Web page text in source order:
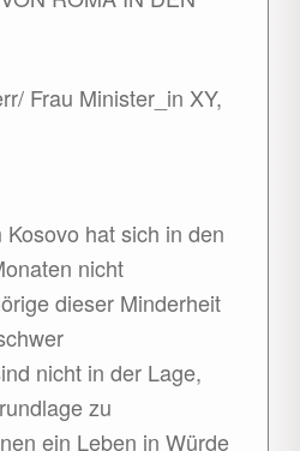
Frau Minister_in XY,
hat sich in den
nicht
dieser Minderheit
nicht in der Lage,
zu
ein Leben in Würde